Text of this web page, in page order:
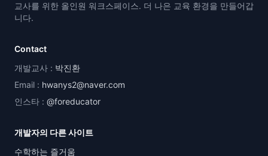
교사를 위한 올인원 워크스페이스. 더 나은 교육 환경을 만들어갑
니다.
Contact
개발교사 : 박진환
Email : hwanys2@naver.com
인스타 : @foreducator
개발자의 다른 사이트
수학하는 즐거움